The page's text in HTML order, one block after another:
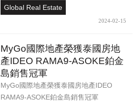
Global Real Estate
2024-02-15
MyGo國際地產榮獲泰國房地
產IDEO RAMA9-ASOKE鉑金
島銷售冠軍
MyGo國際地產榮獲泰國房地產IDEO
RAMA9-ASOKE鉑金島銷售冠軍